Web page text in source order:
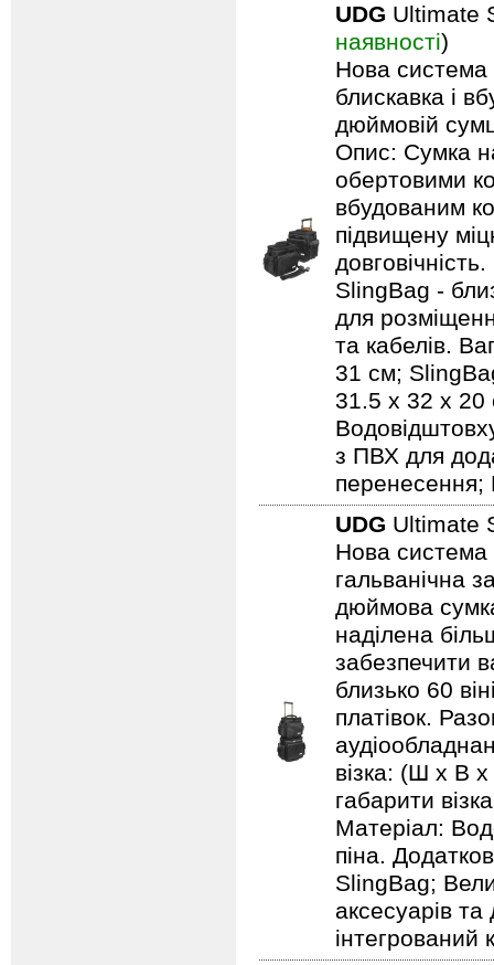
UDG Ultimate
наявності)
Нова система
блискавка і
дюймовій
Опис: Сумка
обертовими
вбудованим
підвищену
SlingBag -
для
та кабелів.
31 см;
31.5 x 32 x 20
з ПВХ для
перенесення;
UDG Ultimate
Нова система
гальванічна
дюймова
наділена
забезпечити
близько 60
платівок.
візка: (Ш х В
габарити
Матеріал:
піна.
SlingBag;
аксесуарів та
інтегрований